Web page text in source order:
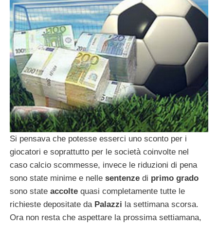
Si pensava che potesse esserci uno sconto per i
giocatori e soprattutto per le società coinvolte nel
caso calcio scommesse, invece le riduzioni di pena
sono state minime e nelle sentenze di primo grado
sono state accolte quasi completamente tutte le
richieste depositate da Palazzi la settimana scorsa.
Ora non resta che aspettare la prossima settiamana,